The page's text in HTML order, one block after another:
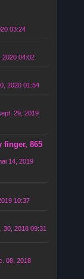
03:24
2020 04:02
2020 01:54
29, 2019
finger, 865
14, 2019
10:37
30, 2018 09:31
08, 2018